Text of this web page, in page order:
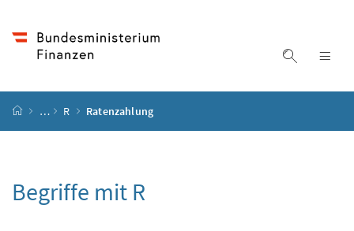
Suche
Startseite
… R Ratenzahlung
Begriffe mit R